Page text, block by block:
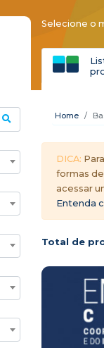
Selecione o
Home
DICA:
formas
acessar
Entenda
Total de